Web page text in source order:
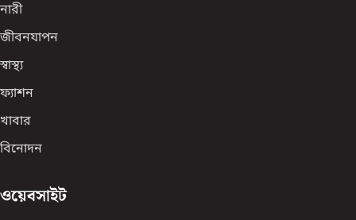
নারী
জীবনযাপন
স্বাস্থ্য
ফ্যাশন
খাবার
বিনোদন
ওয়েবসাইট